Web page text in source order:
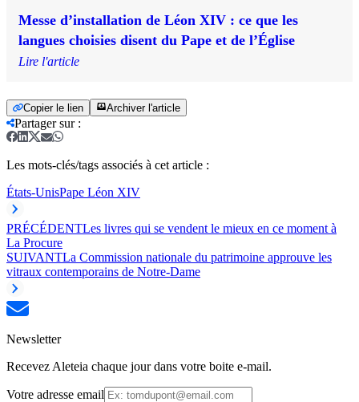
Messe d’installation de Léon XIV : ce que les
langues choisies disent du Pape et de l’Église
Lire l'article
Copier le lien Archiver l'article
Partager sur:
Les mots-clés/tags associés à cet article :
États-UnisPape Léon XIV
PRÉCÉDENTLes livres qui se vendent le mieux en ce moment à
La Procure
SUIVANTLa Commission nationale du patrimoine approuve les
vitraux contemporains de Notre-Dame
Newsletter
Recevez Aleteia chaque jour dans votre boite e-mail.
Votre adresse email